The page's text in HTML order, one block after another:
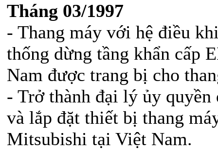
Tháng 03/1997
- Thang máy với hệ điều
thống dừng tầng khẩn cấp
Nam được trang bị cho
- Trở thành đại lý ủy quyền
và lắp đặt thiết bị thang
Mitsubishi tại Việt Nam.